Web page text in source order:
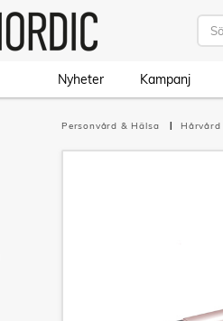
Nyheter Kampanj
Personvård & Hälsa Hårvård